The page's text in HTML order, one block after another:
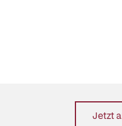
Jetzt